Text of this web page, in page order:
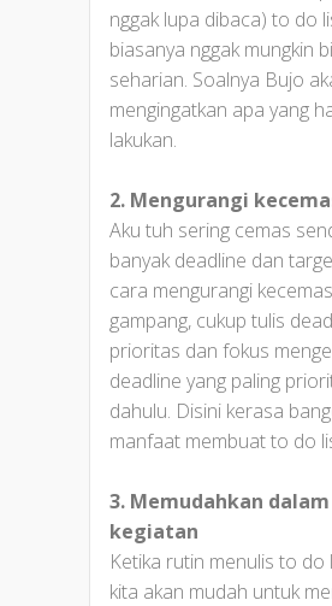
nggak lupa dibaca) to do
biasanya nggak mungkin
seharian. Soalnya Bujo
mengingatkan apa yang
lakukan.
2. Mengurangi
Aku tuh sering cemas
banyak deadline dan
cara mengurangi
gampang, cukup tulis
prioritas dan fokus
deadline yang paling
dahulu. Disini kerasa
manfaat membuat to do
3. Memudahkan
kegiatan
Ketika rutin menulis to do
kita akan mudah untuk